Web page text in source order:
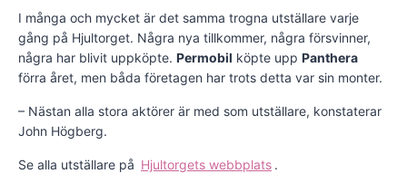
I många och mycket är det samma trogna utställare varje
gång på Hjultorget. Några nya tillkommer, några försvinner,
några har blivit uppköpte. Permobil köpte upp Panthera
förra året, men båda företagen har trots detta var sin monter.
– Nästan alla stora aktörer är med som utställare, konstaterar
John Högberg.
Se alla utställare på Hjultorgets webbplats .